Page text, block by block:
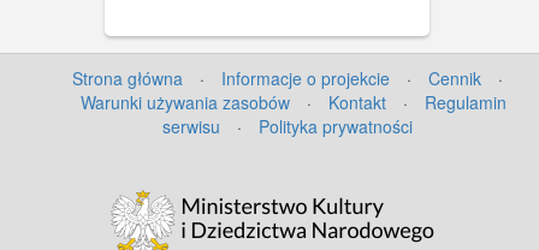
Strona główna · Informacje o projekcie · Cennik
·
Warunki używania zasobów
· Kontakt ·
Regulamin
serwisu
· Polityka prywatności